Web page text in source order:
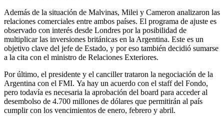
Además de la situación de Malvinas, Milei y Cameron analizaron las
relaciones comerciales entre ambos países. El programa de ajuste es
observado con interés desde Londres por la posibilidad de
multiplicar las inversiones británicas en la Argentina. Este es un
objetivo clave del jefe de Estado, y por eso también decidió sumarse
a la cita con el ministro de Relaciones Exteriores.
Por último, el presidente y el canciller trataron la negociación de la
Argentina con el FMI. Ya hay un acuerdo con el staff del Fondo,
pero todavía es necesaria la aprobación del board para acceder al
desembolso de 4.700 millones de dólares que permitirán al país
cumplir con los vencimientos de enero, febrero y abril.